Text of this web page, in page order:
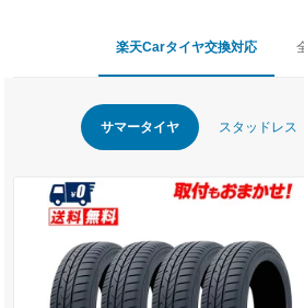
楽天Carタイヤ交換対応
サマータイヤ スタッドレス